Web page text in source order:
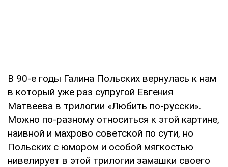
В 90-е годы Галина Польских вернулась к нам
в который уже раз супругой Евгения
Матвеева в трилогии «Любить по-русски».
Можно по-разному относиться к этой картине,
наивной и махрово советской по сути, но
Польских с юмором и особой мягкостью
нивелирует в этой трилогии замашки своего